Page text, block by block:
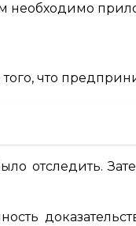
необходимо
что
отследить.